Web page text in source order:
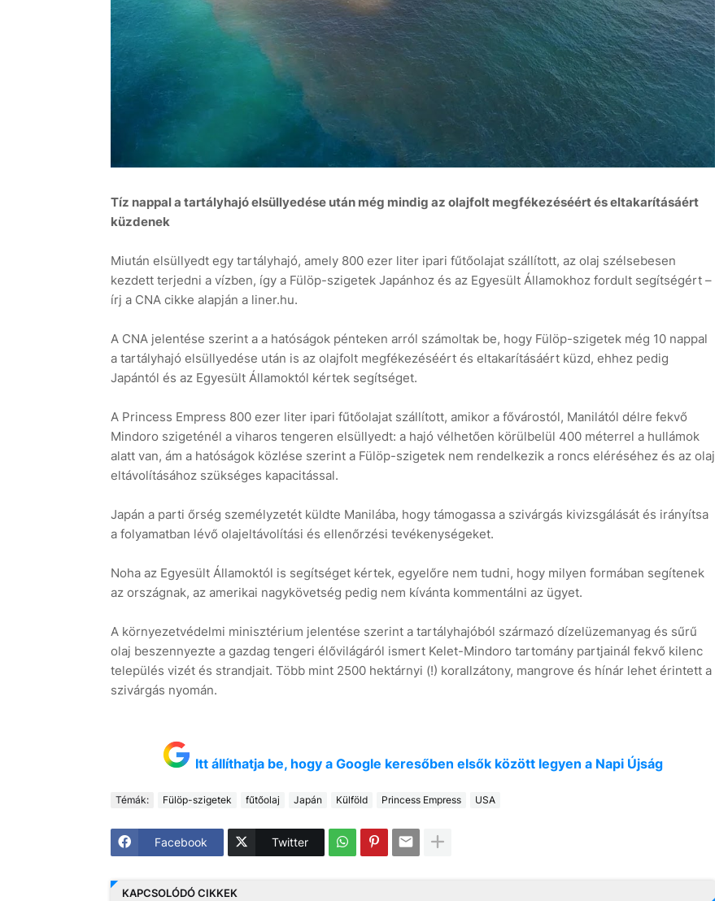
Tíz nappal a tartályhajó elsüllyedése után még mindig az olajfolt megfékezéséért és eltakarításáért
küzdenek
Miután elsüllyedt egy tartályhajó, amely 800 ezer liter ipari fűtőolajat szállított, az olaj szélsebesen
kezdett terjedni a vízben, így a Fülöp-szigetek Japánhoz és az Egyesült Államokhoz fordult segítségért –
írj a CNA cikke alapján a liner.hu.
A CNA jelentése szerint a a hatóságok pénteken arról számoltak be, hogy Fülöp-szigetek még 10 nappal
a tartályhajó elsüllyedése után is az olajfolt megfékezéséért és eltakarításáért küzd, ehhez pedig
Japántól és az Egyesült Államoktól kértek segítséget.
A Princess Empress 800 ezer liter ipari fűtőolajat szállított, amikor a fővárostól, Manilától délre fekvő
Mindoro szigeténél a viharos tengeren elsüllyedt: a hajó vélhetően körülbelül 400 méterrel a hullámok
alatt van, ám a hatóságok közlése szerint a Fülöp-szigetek nem rendelkezik a roncs eléréséhez és az olaj
eltávolításához szükséges kapacitással.
Japán a parti őrség személyzetét küldte Manilába, hogy támogassa a szivárgás kivizsgálását és irányítsa
a folyamatban lévő olajeltávolítási és ellenőrzési tevékenységeket.
Noha az Egyesült Államoktól is segítséget kértek, egyelőre nem tudni, hogy milyen formában segítenek
az országnak, az amerikai nagykövetség pedig nem kívánta kommentálni az ügyet.
A környezetvédelmi minisztérium jelentése szerint a tartályhajóból származó dízelüzemanyag és sűrű
olaj beszennyezte a gazdag tengeri élővilágáról ismert Kelet-Mindoro tartomány partjainál fekvő kilenc
település vizét és strandjait. Több mint 2500 hektárnyi (!) korallzátony, mangrove és hínár lehet érintett a
szivárgás nyomán.
Itt állíthatja be, hogy a Google keresőben elsők között legyen a Napi Újság
Témák: Fülöp-szigetek fűtőolaj Japán Külföld Princess Empress USA
Facebook Twitter
KAPCSOLÓDÓ CIKKEK